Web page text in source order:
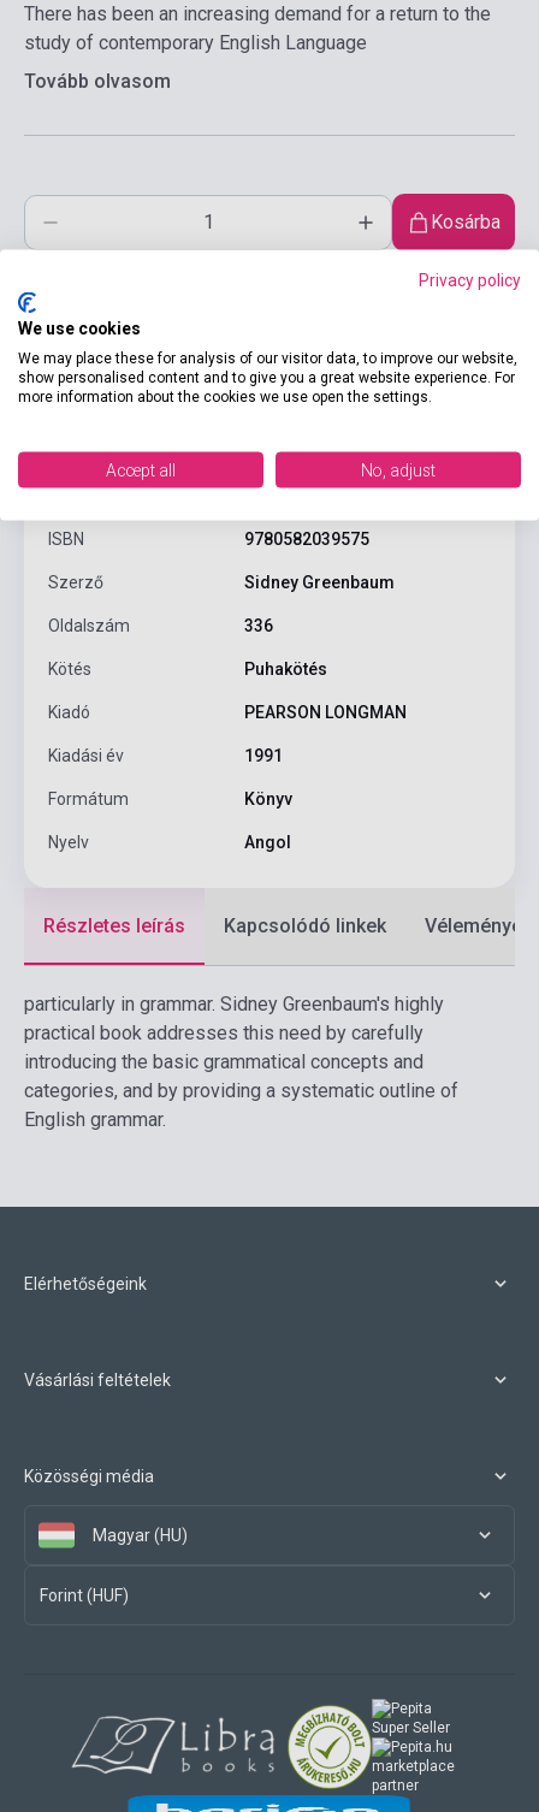
There has been an increasing demand for a return to the
study of contemporary English Language
Tovább olvasom
Kosárba
Termékjellemzők
ISBN 9780582039575
Szerző Sidney Greenbaum
Oldalszám 336
Kötés Puhakötés
Kiadó PEARSON LONGMAN
Kiadási év 1991
Formátum Könyv
Nyelv Angol
Részletes leírás Kapcsolódó linkek Vélemények
particularly in grammar. Sidney Greenbaum's highly
practical book addresses this need by carefully
introducing the basic grammatical concepts and
categories, and by providing a systematic outline of
English grammar.
Elérhetőségeink
Vásárlási feltételek
Közösségi média
Magyar (HU)
Forint (HUF)
marketplace
partner
Privacy policy
We use cookies
We may place these for analysis of our visitor data, to improve our website,
show personalised content and to give you a great website experience. For
more information about the cookies we use open the settings.
Accept all No, adjust